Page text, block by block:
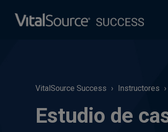
VitalSource Success Instructores
Estudio de